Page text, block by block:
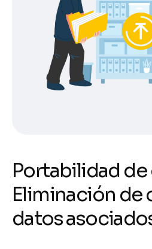
Portabilidad de
Eliminación de
datosasociado